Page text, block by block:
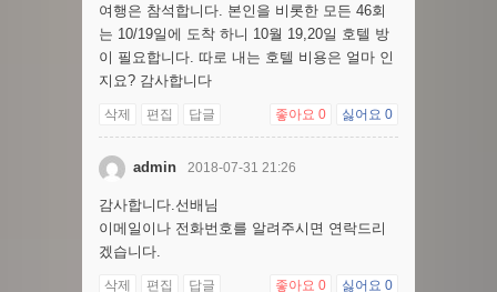
여행은 참석합니다. 본인을 비롯한 모든 46회
는 10/19일에 도착 하니 10월 19,20일 호텔 방
이 필요합니다. 따로 내는 호텔 비용은 얼마 인
지요? 감사합니다
삭제 편집 답글 좋아요 0 싫어요 0
admin 2018-07-31 21:26
감사합니다.선배님
이메일이나 전화번호를 알려주시면 연락드리
겠습니다.
삭제 편집 답글 좋아요 0 싫어요 0